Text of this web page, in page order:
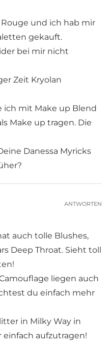
und ich hab mir
gekauft.
bei mir nicht
Zeit Kryolan
ich mit Make up Blend
Make up tragen. Die
Danessa Myricks
auch tolle Blushes,
Deep Throat. Sieht toll
liegen auch
du einfach mehr
in Milky Way in
einfach aufzutragen!
ANTWORTEN